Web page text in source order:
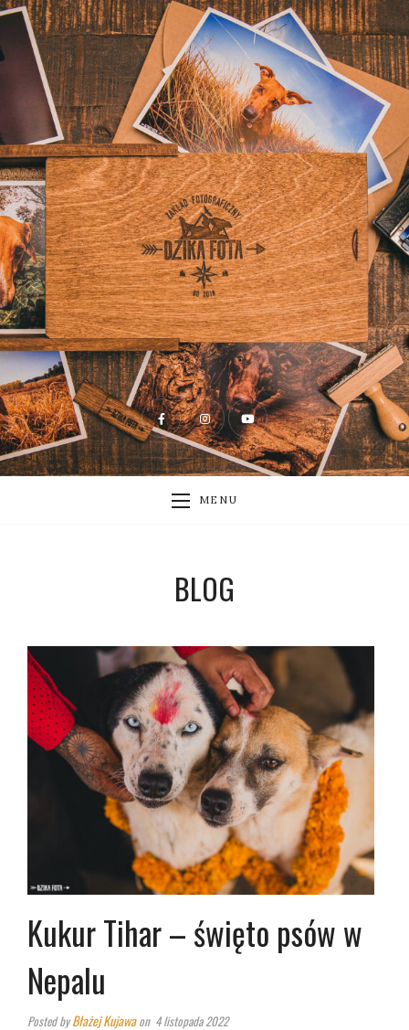
MENU
BLOG
Kukur Tihar – święto psów w
Nepalu
Posted byBłażej Kujawaon 4 listopada 2022